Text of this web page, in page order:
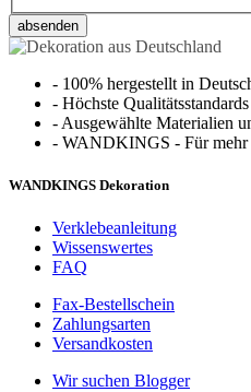
absenden
- 100% hergestellt in
- Höchste Qualitätsstandards
- Ausgewählte Materialien
- WANDKINGS - Für mehr
WANDKINGS Dekoration
Verklebeanleitung
Wissenswertes
FAQ
Fax-Bestellschein
Zahlungsarten
Versandkosten
Wir suchen Blogger